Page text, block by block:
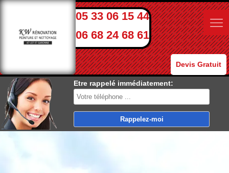
05 33 06 15 44
06 68 24 68 61
Devis Gratuit
Etre rappelé immédiatement: